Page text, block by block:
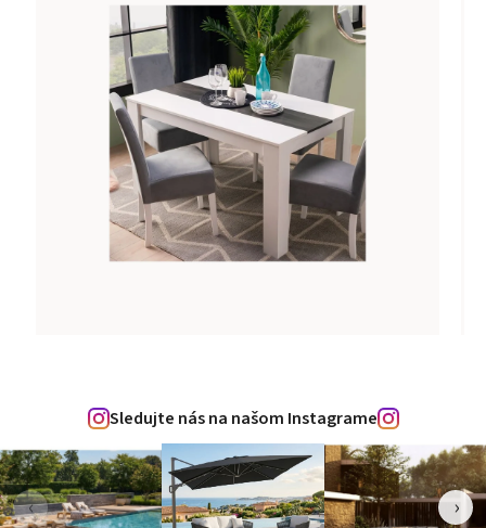
Sledujte nás na našom Instagrame
‹ ›